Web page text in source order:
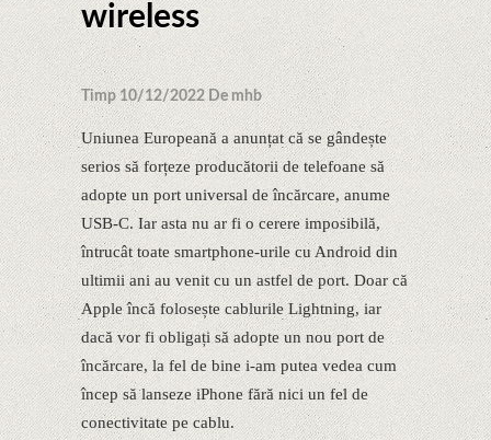
wireless
Timp 10/12/2022 De mhb
Uniunea Europeană a anunțat că se gândește
serios să forțeze producătorii de telefoane să
adopte un port universal de încărcare, anume
USB-C. Iar asta nu ar fi o cerere imposibilă,
întrucât toate smartphone-urile cu Android din
ultimii ani au venit cu un astfel de port. Doar că
Apple încă folosește cablurile Lightning, iar
dacă vor fi obligați să adopte un nou port de
încărcare, la fel de bine i-am putea vedea cum
încep să lanseze iPhone fără nici un fel de
conectivitate pe cablu.